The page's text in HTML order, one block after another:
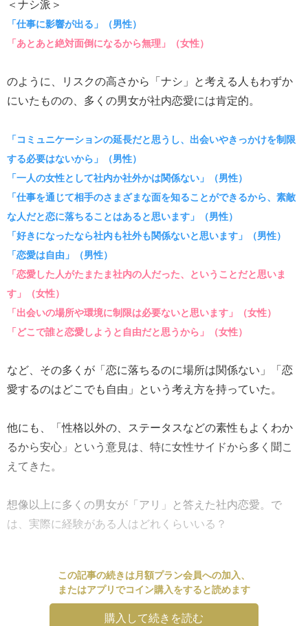
＜ナシ派＞
「仕事に影響が出る」（男性）
「あとあと絶対面倒になるから無理」（女性）
のように、リスクの高さから「ナシ」と考える人もわずか
にいたものの、多くの男女が社内恋愛には肯定的。
「コミュニケーションの延長だと思うし、出会いやきっかけを制限
する必要はないから」（男性）
「一人の女性として社内か社外かは関係ない」（男性）
「仕事を通じて相手のさまざまな面を知ることができるから、素敵
な人だと恋に落ちることはあると思います」（男性）
「好きになったなら社内も社外も関係ないと思います」（男性）
「恋愛は自由」（男性）
「恋愛した人がたまたま社内の人だった、ということだと思いま
す」（女性）
「出会いの場所や環境に制限は必要ないと思います」（女性）
「どこで誰と恋愛しようと自由だと思うから」（女性）
など、その多くが「恋に落ちるのに場所は関係ない」「恋
愛するのはどこでも自由」という考え方を持っていた。
他にも、「性格以外の、ステータスなどの素性もよくわか
るから安心」という意見は、特に女性サイドから多く聞こ
えてきた。
想像以上に多くの男女が「アリ」と答えた社内恋愛。で
は、実際に経験がある人はどれくらいいる？
この記事の続きは月額プラン会員への加入、
またはアプリでコイン購入をすると読めます
購入して続きを読む